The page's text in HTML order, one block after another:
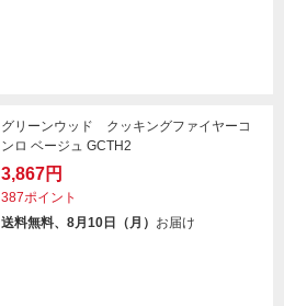
グリーンウッド クッキングファイヤーコ
ンロ ベージュ GCTH2
3,867円
387ポイント
送料無料、8月10日（月） お届け